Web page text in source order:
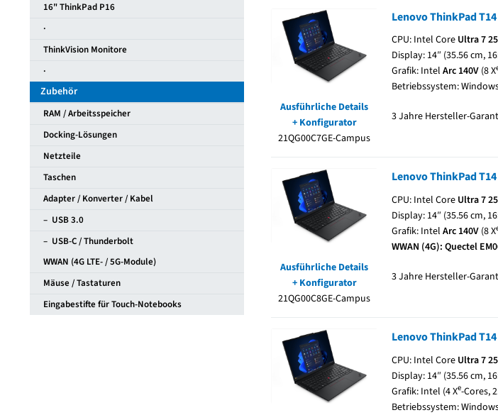
Ausführliche Details
+ Konfigurator
21QG00C7GE-Campus
Lenovo ThinkPad
CPU: Intel Core Ultra 7
Display: 14″ (35.56 cm,
Grafik: IntelArc 140V (8 X
Betriebssystem:
3 Jahre Hersteller-
Ausführliche Details
+ Konfigurator
21QG00C8GE-Campus
Lenovo ThinkPad
CPU: Intel Core Ultra 7
Display: 14″ (35.56 cm,
Grafik: IntelArc 140V (8 X
WWAN (4G): Quectel
3 Jahre Hersteller-
Lenovo ThinkPad T14
CPU: Intel Core Ultra 7
Display: 14″ (35.56 cm,
Grafik: Intel (4 Xe-Cores,
Betriebssystem:
16" ThinkPad P16
·
ThinkVision Monitore
·
Zubehör
RAM / Arbeitsspeicher
Docking-Lösungen
Netzteile
Taschen
Adapter / Konverter / Kabel
– USB 3.0
– USB-C / Thunderbolt
WWAN (4G LTE- / 5G-Module)
Mäuse / Tastaturen
Eingabestifte für Touch-Notebooks